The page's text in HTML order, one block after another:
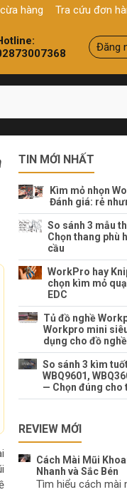
Sản phẩm Chính
hàng Tra cứu đơn
Đăng
TIN MỚI NHẤT
Kìm mỏ nhọn
Đánh giá: rẻ
So sánh 3 mẫu
Chọn thang phù
cầu
WorkPro hay
chọn kìm mỏ
EDC
Tủ đồ nghề
Workpro mini
dụng cho đồ
So sánh 3 kìm
WBQ9601,
— Chọn đúng cho
REVIEW MỚI
Cách Mài Mũi
Nhanh và Sắc Bén
Tìm hiểu cách mài